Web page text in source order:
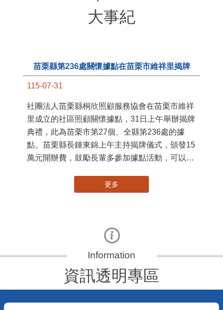
苗栗縣第236處關懷據點在苗栗市維祥里揭牌
社團法人苗栗縣桐欣照顧服務協會在苗栗市維祥
里成立的社區照顧關懷據點，31日上午舉辦揭牌
典禮，此為苗栗市第27個、全縣第236處的據
點。苗栗縣長鍾東錦上午主持揭牌儀式，頒發15
萬元開辦費，鼓勵長輩多參加據點活動，可以更
加健康、長壽。 坐落於苗栗市維祥里光華街89
號的社區照顧關懷據點，今 ...
署
手